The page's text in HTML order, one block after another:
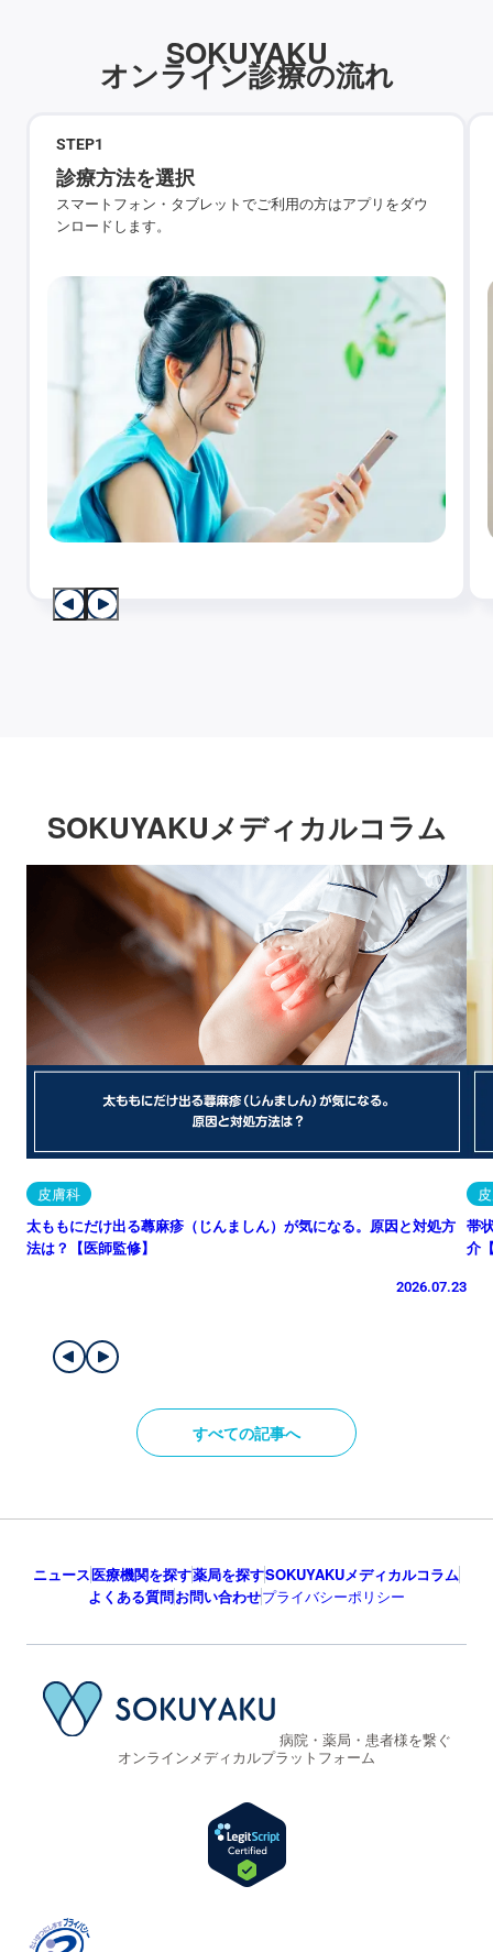
SOKUYAKU
オンライン診療の流れ
STEP1
診療方法を選択
スマートフォン・タブレットでご利用の方はアプリをダウ
ンロードします。
SOKUYAKUメディカルコラム
皮膚科
太ももにだけ出る蕁麻疹（じんましん）が気になる。原因と対処方
法は？【医師監修】
2026.07.23
帯
介
すべての記事へ
ニュース医療機関を探す薬局を探すSOKUYAKUメディカルコラム
よくある質問お問い合わせプライバシーポリシー
病院・薬局・患者様を繋ぐ
オンラインメディカルプラットフォーム